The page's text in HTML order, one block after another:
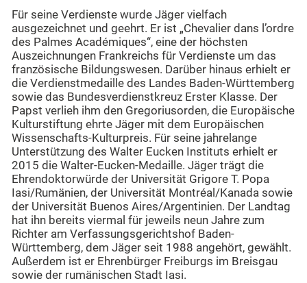
Für seine Verdienste wurde Jäger vielfach
ausgezeichnet und geehrt. Er ist „Chevalier dans l’ordre
des Palmes Académiques“, eine der höchsten
Auszeichnungen Frankreichs für Verdienste um das
französische Bildungswesen. Darüber hinaus erhielt er
die Verdienstmedaille des Landes Baden-Württemberg
sowie das Bundesverdienstkreuz Erster Klasse. Der
Papst verlieh ihm den Gregoriusorden, die Europäische
Kulturstiftung ehrte Jäger mit dem Europäischen
Wissenschafts-Kulturpreis. Für seine jahrelange
Unterstützung des Walter Eucken Instituts erhielt er
2015 die Walter-Eucken-Medaille. Jäger trägt die
Ehrendoktorwürde der Universität Grigore T. Popa
Iasi/Rumänien, der Universität Montréal/Kanada sowie
der Universität Buenos Aires/Argentinien. Der Landtag
hat ihn bereits viermal für jeweils neun Jahre zum
Richter am Verfassungsgerichtshof Baden-
Württemberg, dem Jäger seit 1988 angehört, gewählt.
Außerdem ist er Ehrenbürger Freiburgs im Breisgau
sowie der rumänischen Stadt Iasi.